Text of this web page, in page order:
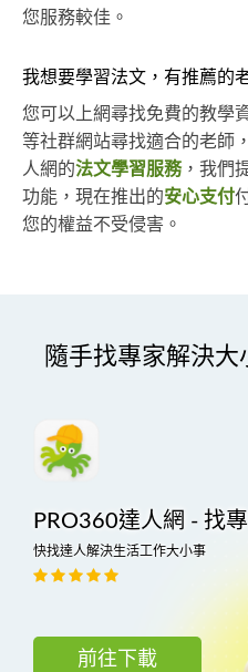
您服務較佳。
我想要學習法文，有推薦的
您可以上網尋找免費的教學
等社群網站尋找適合的老師
人網的法文學習服務，我們
功能，現在推出的安心支付
您的權益不受侵害。
隨手找專家解決大
PRO360達人網 - 找
快找達人解決生活工作大小事
前往下載